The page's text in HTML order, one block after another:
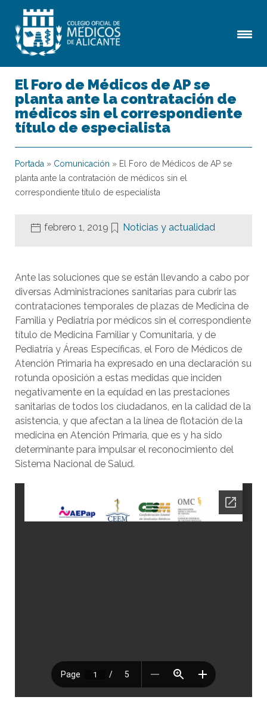
El Foro de Médicos de AP se
planta ante la contratación de
médicos sin el correspondiente
título de especialista
Portada » Comunicación » El Foro de Médicos de AP se
planta ante la contratación de médicos sin el
correspondiente título de especialista
febrero 1, 2019 Noticias y actualidad
Ante las soluciones que se están llevando a cabo por
diversas Administraciones sanitarias para cubrir las
contrataciones temporales de plazas de Medicina de
Familia y Pediatría por médicos sin el correspondiente
título de Medicina Familiar y Comunitaria, y de
Pediatría y Áreas Específicas, el Foro de Médicos de
Atención Primaria ha expresado en una declaración su
rotunda oposición a estas medidas que inciden
negativamente en la equidad en las prestaciones
sanitarias de todos los ciudadanos, en la calidad de la
asistencia, y que afectan a la línea de flotación de la
medicina en Atención Primaria, que es y ha sido
determinante para impulsar el reconocimiento del
Sistema Nacional de Salud.